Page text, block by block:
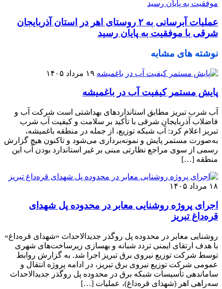
عملیات آبرسانی به ۲ روستای اهر در استان آذربایجان
شرقی با موفقیت به پایان رسید
نوشته های مشابه
۱۹ مرداد ۱۴۰۵
پایش مستمر کیفیت آب در باغمیشه
آب شرب تبریز مطابق استانداردهای بهداشتی است شرکت آب و
فاضلاب آذربایجان شرقی با تأکید بر سلامت و کیفیت آب شرب
تبریز اعلام کرد: آب شبکه توزیع، از جمله در منطقه باغمیشه،
به‌صورت مستمر پایش و نمونه‌برداری می‌شود و تاکنون هیچ گزارش
رسمی از سوی مراجع نظارتی مبنی بر غیر استاندارد بودن آب این
منطقه […]
۱۸ مرداد ۱۴۰۵
اجرای پروژه روشنایی معابر در محدوده پل شهدای
قره‌داغ تبریز
روشنایی معابر در محدوده پل روگذر جدیدالاحداث «شهدای قره‌داغ»
با هدف ارتقای ایمنی تردد شبانه و بهسازی زیرساخت‌های شهری
توسط شرکت توزیع نیروی برق تبریز اجرا شد. به گزارش روابط
عمومی شرکت توزیع نیروی برق تبریز، در ادامه پروژه انتقال و
ساماندهی تأسیسات شبکه برق در محدوده پل روگذر جدیدالاحداث
سه‌راهی اهر (شهدای قره‌داغ)، عملیات […]